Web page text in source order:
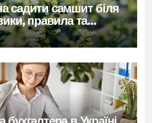
садити самшит біля
правила та
рішення